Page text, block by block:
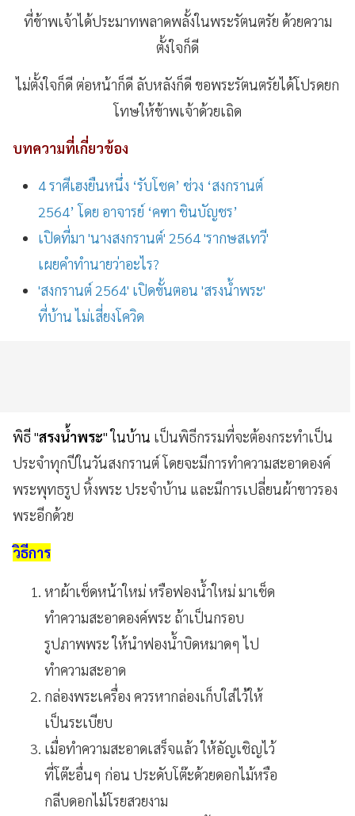
ที่ข้าพเจ้าได้ประมาทพลาดพลั้งในพระรัตนตรัย ด้วยความ
ตั้งใจก็ดี
ไม่ตั้งใจก็ดี ต่อหน้าก็ดี ลับหลังก็ดี ขอพระรัตนตรัยได้โปรดยก
โทษให้ข้าพเจ้าด้วยเถิด
บทความที่เกี่ยวข้อง
4 ราศีเฮงยืนหนึ่ง ‘รับโชค’ ช่วง ‘สงกรานต์
2564’ โดย อาจารย์ ‘คฑา ชินบัญชร’
เปิดที่มา 'นางสงกรานต์' 2564 'รากษสเทวี'
เผยคำทำนายว่าอะไร?
'สงกรานต์ 2564' เปิดขั้นตอน 'สรงน้ำพระ'
ที่บ้าน ไม่เสี่ยงโควิด
พิธี "สรงน้ำพระ" ในบ้าน เป็นพิธีกรรมที่จะต้องกระทำเป็น
ประจำทุกปีในวันสงกรานต์โดยจะมีการทำความสะอาดองค์
พระพุทธรูป หิ้งพระ ประจำบ้าน และมีการเปลี่ยนผ้าขาวรอง
พระอีกด้วย
วิธีการ
หาผ้าเช็ดหน้าใหม่หรือฟองน้ำใหม่มาเช็ด
ทำความสะอาดองค์พระ ถ้าเป็นกรอบ
รูปภาพพระ ให้นำฟองน้ำบิดหมาดๆไป
ทำความสะอาด
กล่องพระเครื่อง ควรหากล่องเก็บใส่ไว้ให้
เป็นระเบียบ
เมื่อทำความสะอาดเสร็จแล้ว ให้อัญเชิญไว้
ที่โต๊ะอื่นๆ ก่อน ประดับโต๊ะด้วยดอกไม้หรือ
กลีบดอกไม้โรยสวยงาม